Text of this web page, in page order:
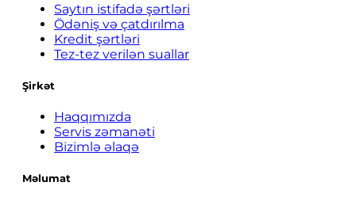
Saytın istifadə şərtləri
Ödəniş və çatdırılma
Kredit şərtləri
Tez-tez verilən suallar
Şirkət
Haqqımızda
Servis zəmanəti
Bizimlə əlaqə
Məlumat